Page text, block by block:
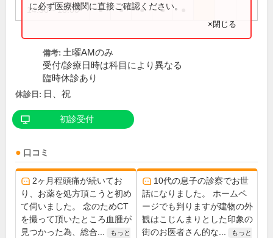
14:30～18:00 ● ● ● ●
に必ず医療機関に直接ご確認ください。
×閉じる
備考: 土曜AMのみ
受付/診療日時は科目により異なる
臨時休診あり
休診日: 日、祝
初診受付
口コミ
2ヶ月程頭痛が続いてお
り、お薬を処方頂こうと初め
て伺いました。 念のためCT
を撮って頂いたところ血腫が
見つかった為、総合...
もっと
10代の息子の診察でお世
話になりました。 ホームペ
ージでも判りますが建物の外
観はこじんまりとした印象の
街のお医者さん的な...
もっと